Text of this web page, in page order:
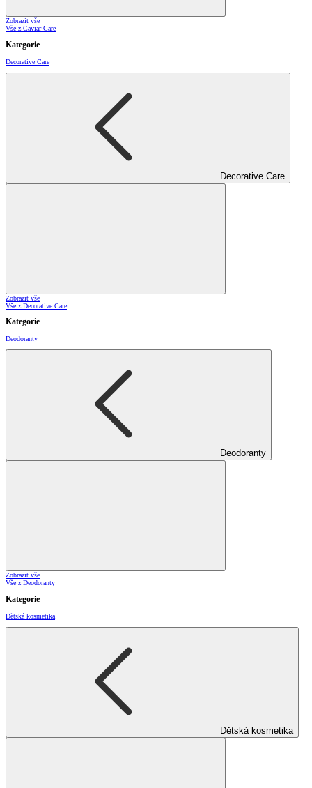
Zobrazit vše
Vše z Caviar Care
Kategorie
Decorative Care
Decorative Care
Zobrazit vše
Vše z Decorative Care
Kategorie
Deodoranty
Deodoranty
Zobrazit vše
Vše z Deodoranty
Kategorie
Dětská kosmetika
Dětská kosmetika